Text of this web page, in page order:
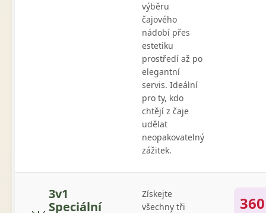
výběru
čajového
nádobí přes
estetiku
prostředí až po
elegantní
servis. Ideální
pro ty, kdo
chtějí z čaje
udělat
neopakovatelný
zážitek.
3v1
Speciální
Získejte
všechny tři
360